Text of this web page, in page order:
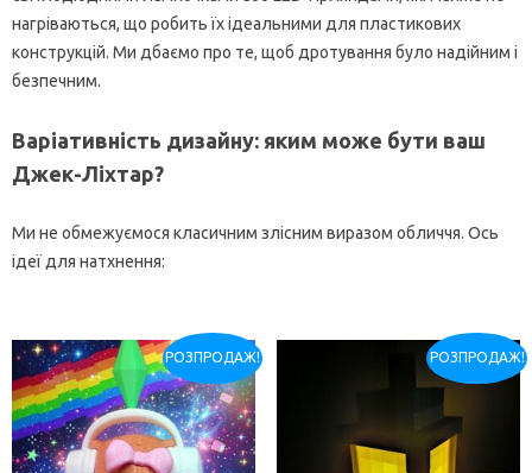
нагріваються, що робить їх ідеальними для пластикових
конструкцій. Ми дбаємо про те, щоб дротування було надійним і
безпечним.
Варіативність дизайну: яким може бути ваш
Джек-Ліхтар?
Ми не обмежуємося класичним злісним виразом обличчя. Ось
ідеї для натхнення:
РОЗПРОДАЖ! РОЗПРОДАЖ!